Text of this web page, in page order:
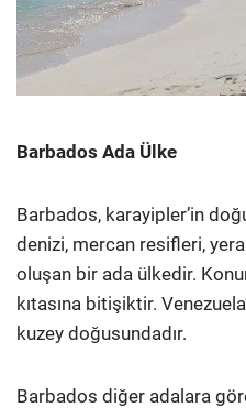
Barbados Ada Ülke
Barbados, karayipler’in
denizi, mercan resifleri,
oluşan bir ada ülkedir.
kıtasına bitişiktir.
kuzey doğusundadır.
Barbados diğer adalara